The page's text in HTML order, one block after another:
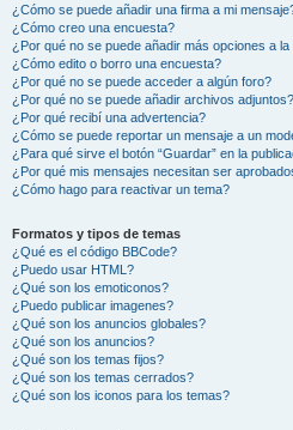
¿Cómo se puede añadir una firma a mi
¿Cómo creo una encuesta?
¿Por qué no se puede añadir más opciones a
¿Cómo edito o borro una encuesta?
¿Por qué no se puede acceder a algún foro?
¿Por qué no se puede añadir archivos adjuntos?
¿Por qué recibí una advertencia?
¿Cómo se puede reportar un mensaje a un
¿Para qué sirve el botón “Guardar” en la
¿Por qué mis mensajes necesitan ser
¿Cómo hago para reactivar un tema?
Formatos y tipos de temas
¿Qué es el código BBCode?
¿Puedo usar HTML?
¿Qué son los emoticonos?
¿Puedo publicar imagenes?
¿Qué son los anuncios globales?
¿Qué son los anuncios?
¿Qué son los temas fijos?
¿Qué son los temas cerrados?
¿Qué son los iconos para los temas?